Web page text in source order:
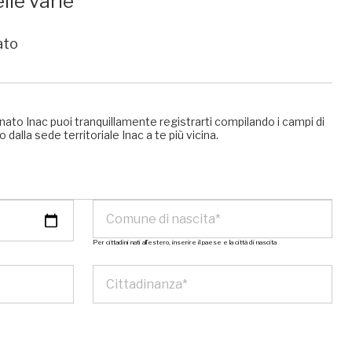
Inac puoi tranquillamente registrarti compilando i campi di
sede territoriale Inac a te più vicina.
Per cittadini nati all’estero, inserire il paese e la città di nascita